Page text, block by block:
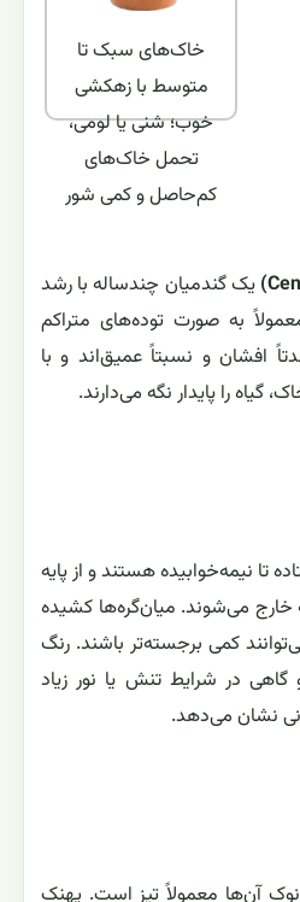
خاک‌های سبک تا
متوسط با زهکشی
خوب؛ شنی یا لومی،
تحمل خاک‌های
کم‌حاصل و کمی شور
یک گندمیان چندساله با رشد
به صورت توده‌های متراکم
افشان و نسبتاً عمیق‌اند و با
گیاه را پایدار نگه می‌دارند.
تا نیمه‌خوابیده هستند و از پایه
می‌شوند. میان‌گره‌ها کشیده
کمی برجسته‌تر باشند. رنگ
در شرایط تنش یا نور زیاد
نشان می‌دهد.
آن‌ها معمولاً تیز است. پهنک